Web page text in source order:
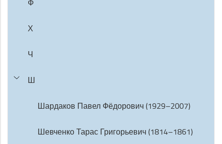
Ф
Х
Ч
Ш
Шардаков Павел Фёдорович (1929–2007)
Шевченко Тарас Григорьевич (1814–1861)